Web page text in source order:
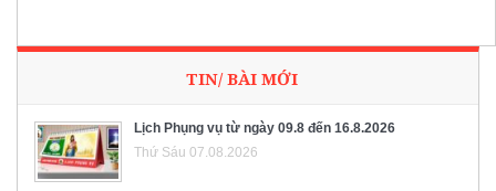
TIN/ BÀI MỚI
Lịch Phụng vụ từ ngày 09.8 đến 16.8.2026
Thứ Sáu 07.08.2026